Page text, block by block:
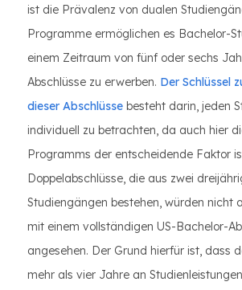
ist die Prävalenz von dualen
Programme ermöglichen es Bachelor-
einem Zeitraum von fünf oder sechs
Abschlüsse zu erwerben. Der Schlüssel
dieser Abschlüsse besteht darin, jeden
individuell zu betrachten, da auch hier
Programms der entscheidende Faktor
Doppelabschlüsse, die aus zwei
Studiengängen bestehen, würden nicht
mit einem vollständigen US-Bachelor-
angesehen. Der Grund hierfür ist, dass
mehr als vier Jahre an